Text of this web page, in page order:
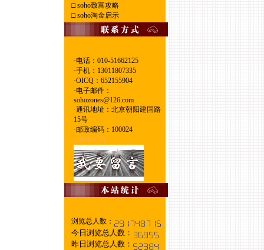
□soho致富攻略
□soho淘金启示
·电话：010-51662125
·手机：13011807335
·OICQ：652155904
·电子邮件：
sohozones@126.com
·通讯地址：北京朝阳建国路
15号
·邮政编码：100024
--管中心理
浏览总人数：
今日浏览总人数：
昨日浏览总人数：